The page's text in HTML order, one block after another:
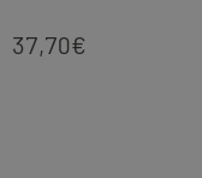
37,70€